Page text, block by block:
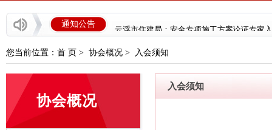
通知公告 云浮市住建局：安全专项施工方案论证专家
转发关于征集完善云浮市房屋市政工程危险
云浮市市政工程高质量水平评价办法 （试行
云浮市房屋工程安全生产标准化工地评价申
您当前位置： 首 页 > 协会概况 > 入会须知
协会概况
入会须知